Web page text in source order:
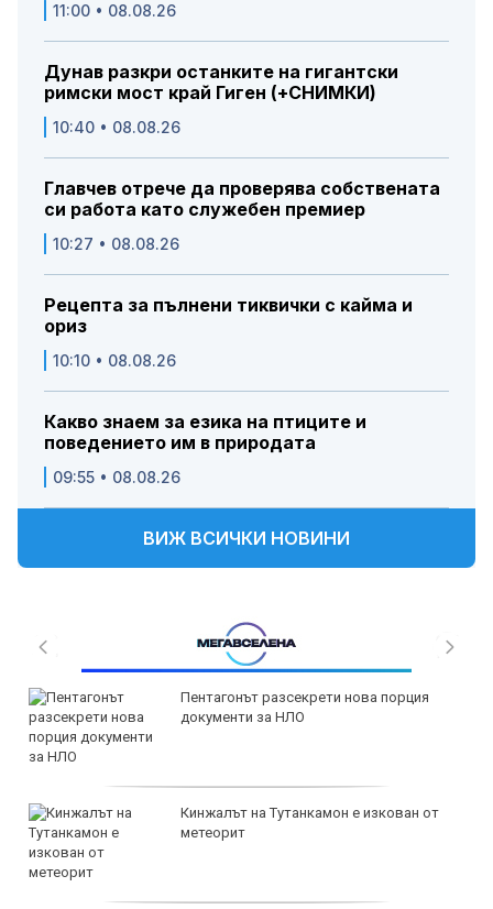
11:00 • 08.08.26
Дунав разкри останките на гигантски
римски мост край Гиген (+СНИМКИ)
10:40 • 08.08.26
Главчев отрече да проверява собствената
си работа като служебен премиер
10:27 • 08.08.26
Рецепта за пълнени тиквички с кайма и
ориз
10:10 • 08.08.26
Какво знаем за езика на птиците и
поведението им в природата
09:55 • 08.08.26
ВИЖ ВСИЧКИ НОВИНИ
Пентагонът разсекрети нова порция
документи за НЛО
Кинжалът на Тутанкамон е изкован от
метеорит